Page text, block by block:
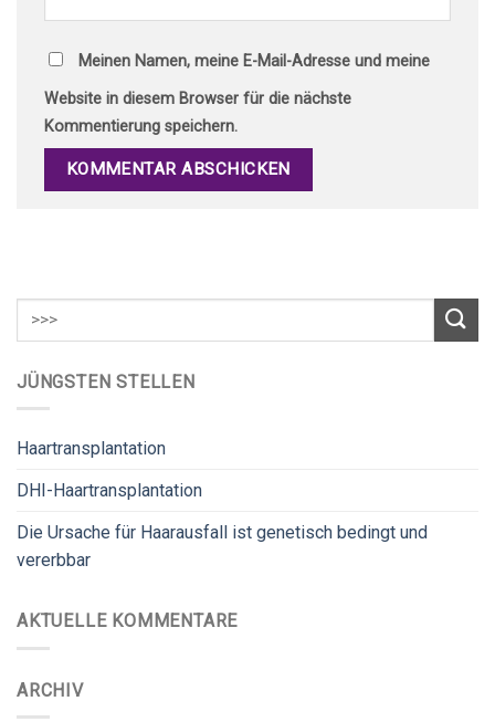
Meinen Namen, meine E-Mail-Adresse und meine
Website in diesem Browser für die nächste
Kommentierung speichern.
JÜNGSTEN STELLEN
Haartransplantation
DHI-Haartransplantation
Die Ursache für Haarausfall ist genetisch bedingt und
vererbbar
AKTUELLE KOMMENTARE
ARCHIV